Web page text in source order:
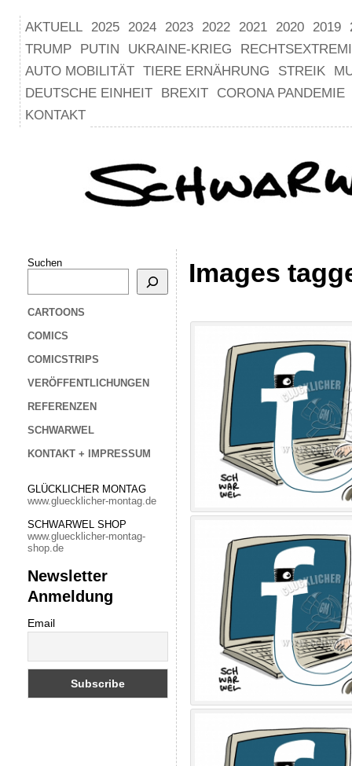
AKTUELL 2025 2024 2023 2022 2021 2020 2019
TRUMP
PUTIN UKRAINE-KRIEG
AUTO MOBILITÄT TIERE ERNÄHRUNG STREIK
DEUTSCHE EINHEIT
BREXIT
CORONA PANDEMIE
KONTAKT
Suchen
CARTOONS
COMICS
COMICSTRIPS
VERÖFFENTLICHUNGEN
REFERENZEN
SCHWARWEL
KONTAKT + IMPRESSUM
GLÜCKLICHER MONTAG
www.gluecklicher-montag.de
SCHWARWEL SHOP
www.gluecklicher-montag-
shop.de
Newsletter
Anmeldung
Email
Images